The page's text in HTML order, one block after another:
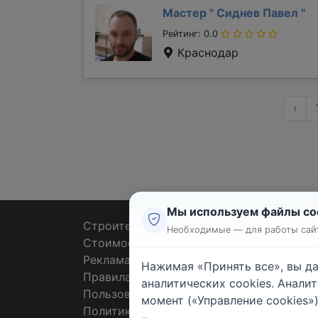
Мастер " Сиднев Павел "
Рейтинг: 0.0
Краснодар
‹
Строительные тендеры
Стоимость работ
Реклама
Правила
Пользовательское соглашение
Политика конфиденциальности
Мы используем файлы
Необходимые — для работы
Нажимая «Принять все», вы
аналитических cookies.
момент («Управление